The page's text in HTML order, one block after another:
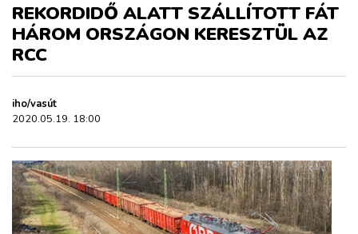
KÖZÚT
REPÜLÉS
KÖZLEKEDÉSFEJLESZTÉS
ZÖLDÚT
REKORDIDŐ ALATT SZÁLLÍTOTT FÁT
HÁROM ORSZÁGON KERESZTÜL AZ
RCC
iho/vasút
2020.05.19. 18:00